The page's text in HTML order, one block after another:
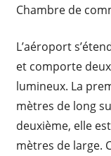
Chambre de
L’aéroport
et comporte
lumineux. La
mètres de long
deuxième, elle
mètres de large.